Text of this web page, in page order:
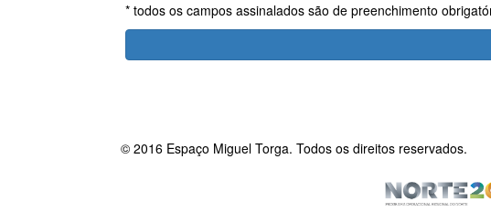
* todos os campos assinalados são de preenchimento
© 2016 Espaço Miguel Torga. Todos os direitos reservados.